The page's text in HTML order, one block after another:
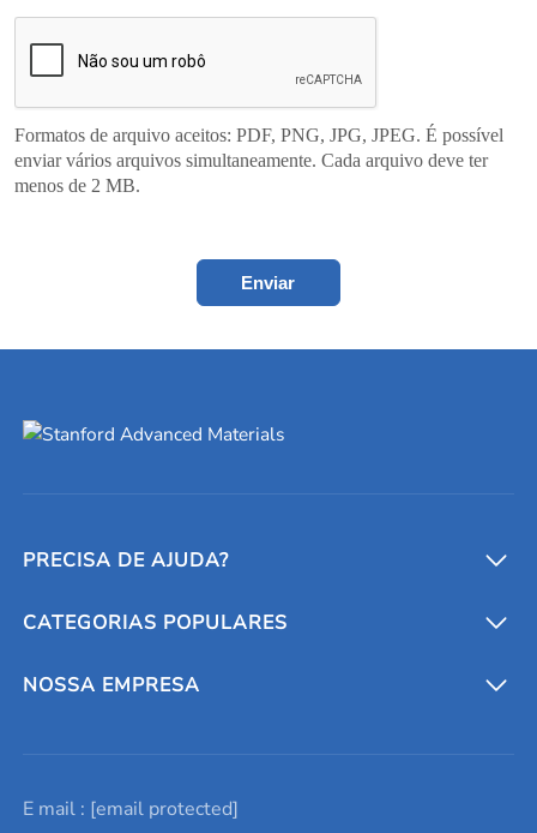
Formatos de arquivo aceitos: PDF, PNG, JPG, JPEG. É possível
enviar vários arquivos simultaneamente. Cada arquivo deve ter
menos de 2 MB.
Enviar
PRECISA DE AJUDA?
Conversores e calculadoras
Entre em contato conosco
Lista de consultas
CATEGORIAS POPULARES
Metais refratários
Elementos de terras raras
NOSSA EMPRESA
Promoções atuais
E mail : [email protected]